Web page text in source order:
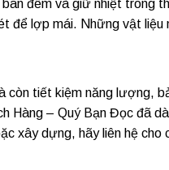
đêm và giữ nhiệt trong
để lợp mái. Những vật
còn tiết kiệm năng lượng,
Hàng – Quý Bạn Đọc đã
xây dựng, hãy liên hệ cho